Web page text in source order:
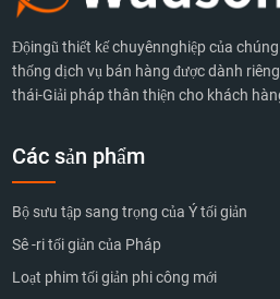
Độingũ thiết kế chuyênnghiệp của
thống dịch vụ bán hàng được dành
thái-Giải pháp thân thiện cho khách
Các sản phẩm
Bộ sưu tập sang trọng của Ý tối giản
Sê -ri tối giản của Pháp
Loạt phim tối giản phi công mới